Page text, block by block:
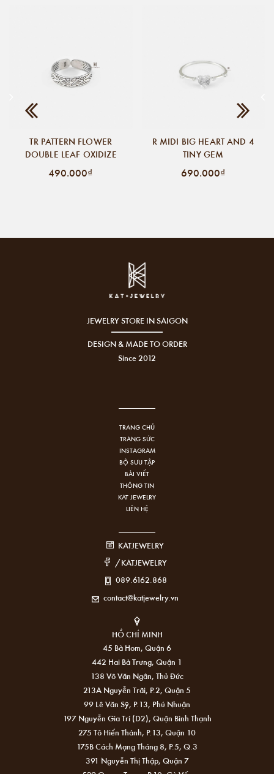
TR PATTERN FLOWER
DOUBLE LEAF OXIDIZE
490.000₫
R MIDI BIG HEART AND 4
TINY GEM
690.000₫
JEWELRY STORE IN SAIGON
DESIGN & MADE TO ORDER
Since 2012
TRANG CHỦ
TRANG SỨC
INSTAGRAM
BỘ SƯU TẬP
BÀI VIẾT
THÔNG TIN
KAT JEWELRY
LIÊN HỆ
KATJEWELRY
/KATJEWELRY
089.6162.868
contact@katjewelry.vn
HỒ CHÍ MINH
45 Bà Hom, Quận 6
442 Hai Bà Trưng, Quận 1
138 Võ Văn Ngân, Thủ Đức
213A Nguyễn Trãi, P.2, Quận 5
99 Lê Văn Sỹ, P.13, Phú Nhuận
197 Nguyễn Gia Trí (D2), Quận Bình Thạnh
275 Tô Hiến Thành, P.13, Quận 10
175B Cách Mạng Tháng 8, P.5, Q.3
391 Nguyễn Thị Thập, Quận 7